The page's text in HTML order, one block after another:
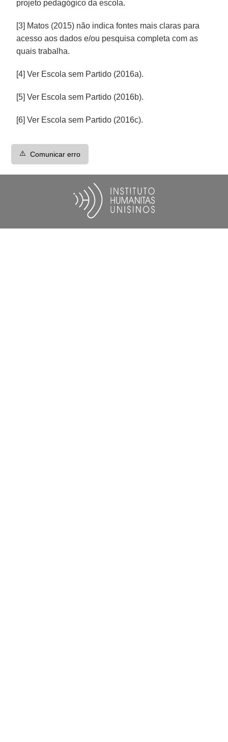
projeto pedagógico da escola.
[3] Matos (2015) não indica fontes mais claras para
acesso aos dados e/ou pesquisa completa com as
quais trabalha.
[4] Ver Escola sem Partido (2016a).
[5] Ver Escola sem Partido (2016b).
[6] Ver Escola sem Partido (2016c).
⚠️ Comunicar erro